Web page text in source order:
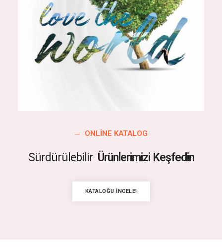
ONLINE KATALOG
Sürdürülebilir Ürünlerimizi Keşfedin
KATALOĞU İNCELE!